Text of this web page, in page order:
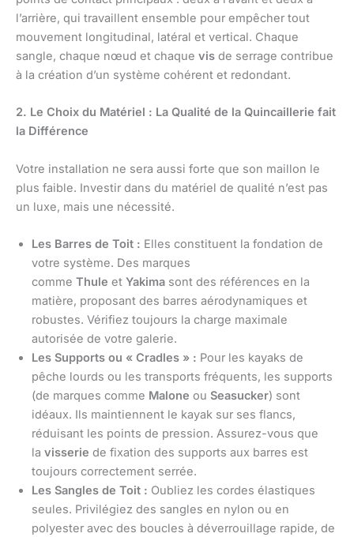
l’arrière, qui travaillent ensemble pour empêcher tout
mouvement longitudinal, latéral et vertical. Chaque
sangle, chaque nœud et chaque vis de serrage contribue
à la création d’un système cohérent et redondant.
2. Le Choix du Matériel : La Qualité de la Quincaillerie fait
la Différence
Votre installation ne sera aussi forte que son maillon le
plus faible. Investir dans du matériel de qualité n’est pas
un luxe, mais une nécessité.
Les Barres de Toit : Elles constituent la fondation de
votre système. Des marques
comme Thule et Yakima sont des références en la
matière, proposant des barres aérodynamiques et
robustes. Vérifiez toujours la charge maximale
autorisée de votre galerie.
Les Supports ou « Cradles » : Pour les kayaks de
pêche lourds ou les transports fréquents, les supports
(de marques comme Malone ou Seasucker) sont
idéaux. Ils maintiennent le kayak sur ses flancs,
réduisant les points de pression. Assurez-vous que
la visserie de fixation des supports aux barres est
toujours correctement serrée.
Les Sangles de Toit : Oubliez les cordes élastiques
seules. Privilégiez des sangles en nylon ou en
polyester avec des boucles à déverrouillage rapide, de